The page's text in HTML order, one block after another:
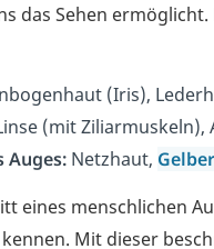
das Sehen ermöglicht.
(Iris),
(mit
Auges: Netzhaut,
eines menschlichen
Mit dieser